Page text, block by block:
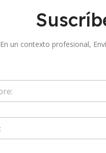
En un contexto profesional,